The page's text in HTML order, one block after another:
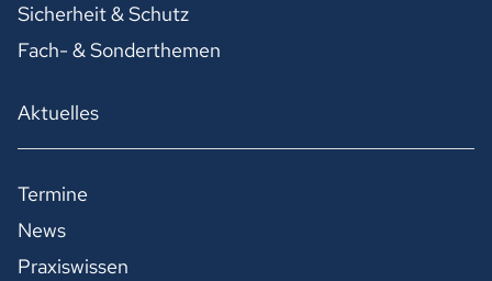
Sicherheit & Schutz
Fach- & Sonderthemen
Aktuelles
Termine
News
Praxiswissen